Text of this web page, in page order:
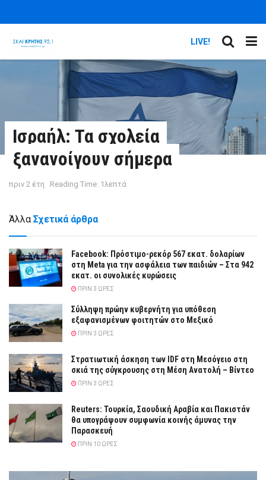
LIVE!
Ισραήλ: Τα σχολεία
ξανανοίγουν σήμερα
πριν 2 έτη Reading Time: 1λεπτά
Άλλα Σχετικά άρθρα
Facebook: Πρόστιμο-ρεκόρ 567 εκατ. δολαρίων
στη Meta για την ασφάλεια των παιδιών – Στα 942
εκατ. οι συνολικές κυρώσεις
ΠΡΙΝ 3 ΏΡΕΣ
Σύλληψη πρώην κυβερνήτη για υπόθεση
εξαφανισμένων φοιτητών στο Μεξικό
ΠΡΙΝ 3 ΏΡΕΣ
Στρατιωτική άσκηση των IDF στη Μεσόγειο στη
σκιά της σύγκρουσης στη Μέση Ανατολή – Βίντεο
ΠΡΙΝ 3 ΏΡΕΣ
Reuters: Τουρκία, Σαουδική Αραβία και Πακιστάν
θα υπογράψουν συμφωνία κοινής άμυνας την
Παρασκευή
ΠΡΙΝ 10 ΏΡΕΣ